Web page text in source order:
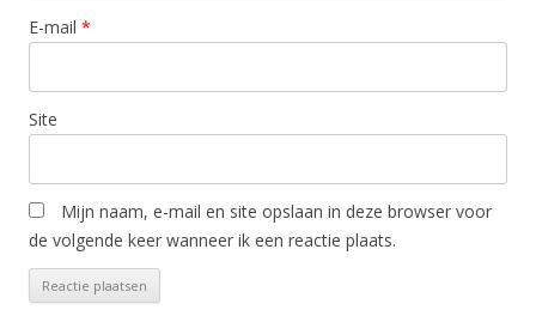
E-mail *
Site
Mijn naam, e-mail en site opslaan in deze browser voor
de volgende keer wanneer ik een reactie plaats.